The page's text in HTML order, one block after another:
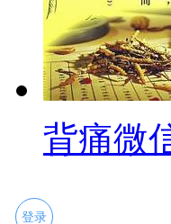
背痛微
登录